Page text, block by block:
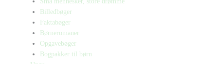
Billedbøger
Faktabøger
Børneromaner
Opgavebøger
Bogpakker til børn